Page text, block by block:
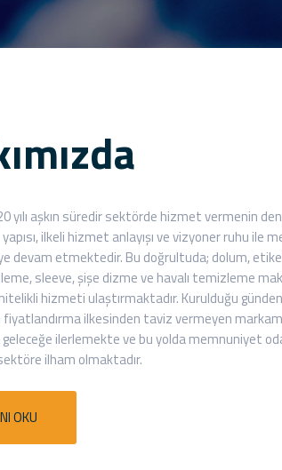
yılı aşkın süredir sektörde hizmet vermenin
ilkeli hizmet anlayışı ve vizyoner ruhu ile
devam etmektedir. Bu doğrultuda; dolum,
sleeve, şişe dizme ve havalı temizleme
hizmeti ulaştırmaktadır. Kurulduğu
ilkesinden taviz vermeyen
geleceğe ilerlemekte ve bu yolda memnuniyet
ilham olmaktadır.
OKU